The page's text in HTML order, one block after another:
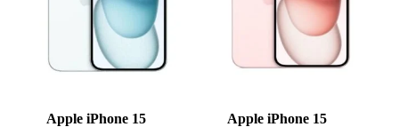
Apple iPhone 15
Apple iPhone 15